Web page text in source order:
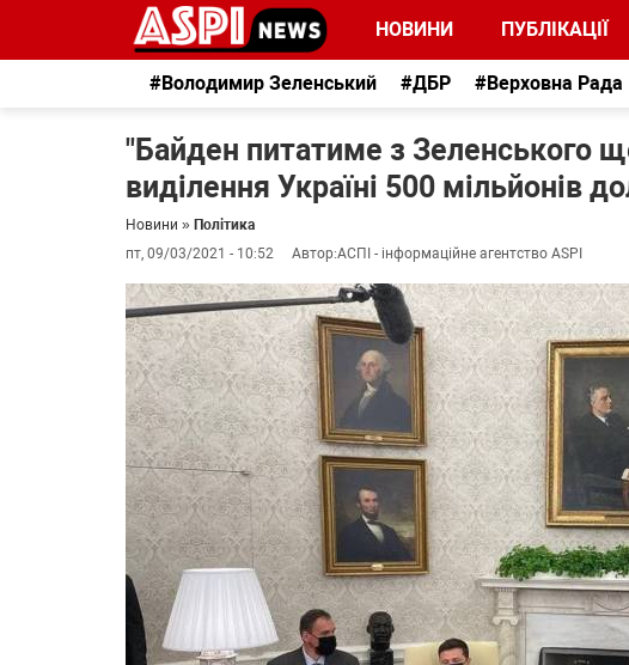
НОВИНИ ПУБЛІКАЦІЇ
#Володимир Зеленський #ДБР #Верховна Рада
"Байден питатиме з Зеленського
виділення Україні 500 мільйонів
Новини » Політика
пт, 09/03/2021 - 10:52
Автор:АСПІ - інформаційне агентство ASPI